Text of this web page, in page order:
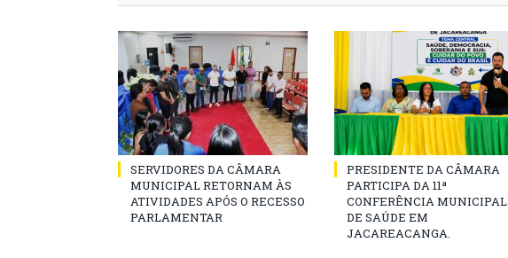
SERVIDORES DA CÂMARA
MUNICIPAL RETORNAM ÀS
ATIVIDADES APÓS O RECESSO
PARLAMENTAR
PRESIDENTE DA CÂMARA
PARTICIPA DA 11ª
CONFERÊNCIA MUNICIPAL
DE SAÚDE EM
JACAREACANGA.